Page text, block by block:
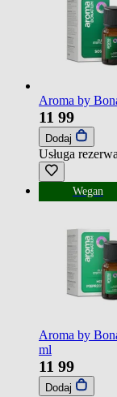
Aroma by
11 99
Dodaj
Usługa
Wegan
Aroma by
ml
11 99
Dodaj